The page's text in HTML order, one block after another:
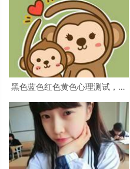
黑色蓝色红色黄色心理测试，心
绿色分别是什么